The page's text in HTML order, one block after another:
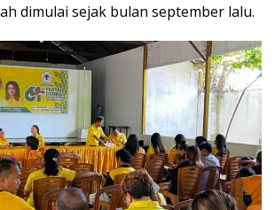
dimulai sejak bulan september lalu.